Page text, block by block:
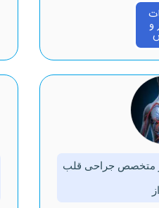
و
متخصص جراحی قلب